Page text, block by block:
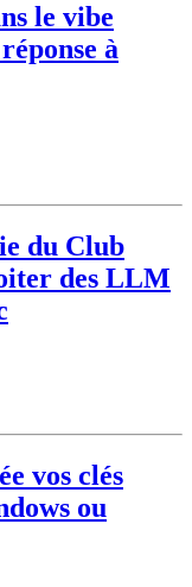
le vibe
à
du Club
des LLM
vos clés
ou